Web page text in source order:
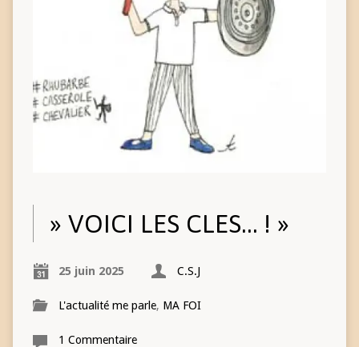
» VOICI LES CLES… ! »
25 juin 2025 C.S.J
L'actualité me parle, MA FOI
1 Commentaire